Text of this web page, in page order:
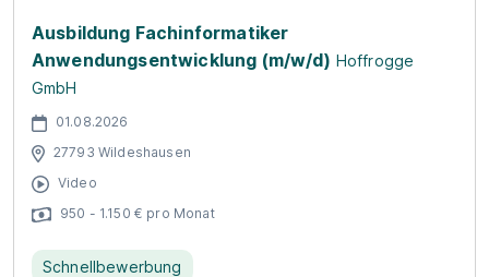
Ausbildung Fachinformatiker
Anwendungsentwicklung (m/w/d) Hoffrogge
GmbH
01.08.2026
27793 Wildeshausen
Video
950 - 1.150 € pro Monat
Schnellbewerbung